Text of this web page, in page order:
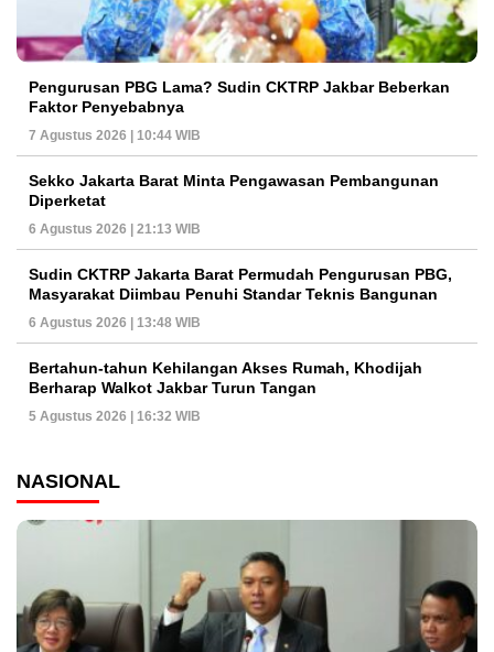
Pengurusan PBG Lama? Sudin CKTRP Jakbar Beberkan
Faktor Penyebabnya
7 Agustus 2026 | 10:44 WIB
Sekko Jakarta Barat Minta Pengawasan Pembangunan
Diperketat
6 Agustus 2026 | 21:13 WIB
Sudin CKTRP Jakarta Barat Permudah Pengurusan PBG,
Masyarakat Diimbau Penuhi Standar Teknis Bangunan
6 Agustus 2026 | 13:48 WIB
Bertahun-tahun Kehilangan Akses Rumah, Khodijah
Berharap Walkot Jakbar Turun Tangan
5 Agustus 2026 | 16:32 WIB
NASIONAL